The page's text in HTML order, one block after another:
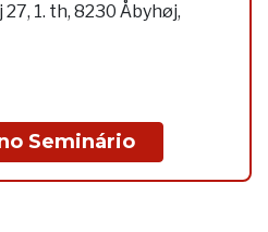
1. th, 8230 Åbyhøj,
Seminário